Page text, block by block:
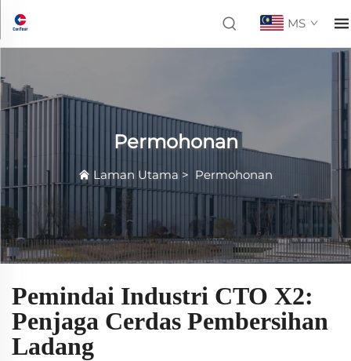
MS
Permohonan
Laman Utama > Permohonan
Pemindai Industri CTO X2:
Penjaga Cerdas Pembersihan
Ladang